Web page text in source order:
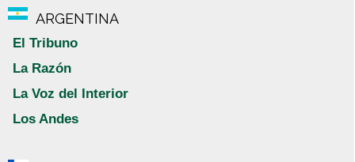
ARGENTINA
El Tribuno
La Razón
La Voz del Interior
Los Andes